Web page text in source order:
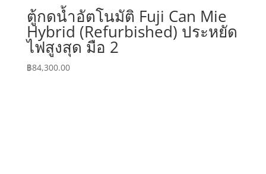
ตู้กดน้ำอัตโนมัติ Fuji Can Mie
Hybrid (Refurbished) ประหยัด
ไฟสูงสุด มือ 2
฿84,300.00